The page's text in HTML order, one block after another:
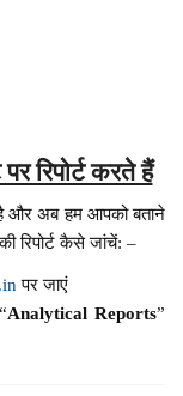
रिपोर्ट करते हैं
और अब हम आपको बताने
रिपोर्ट कैसे जांचें: –
पर जाएं
Analytical Reports”